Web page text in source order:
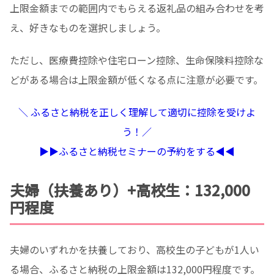
上限金額までの範囲内でもらえる返礼品の組み合わせを考
え、好きなものを選択しましょう。
ただし、医療費控除や住宅ローン控除、生命保険料控除な
どがある場合は上限金額が低くなる点に注意が必要です。
＼ ふるさと納税を正しく理解して適切に控除を受けよ
う！／
▶︎▶︎ふるさと納税セミナーの予約をする◀︎◀︎
夫婦（扶養あり）+高校生：132,000
円程度
夫婦のいずれかを扶養しており、高校生の子どもが1人い
る場合、ふるさと納税の上限金額は132,000円程度です。